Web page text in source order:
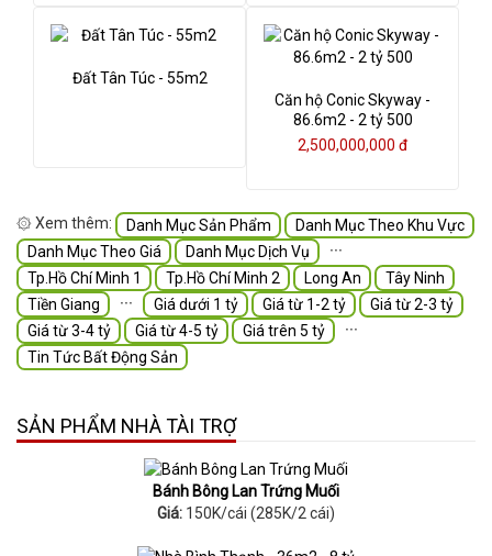
Đất Tân Túc - 55m2
Căn hộ Conic Skyway -
86.6m2 - 2 tỷ 500
2,500,000,000 đ
۞ Xem thêm: Danh Mục Sản Phẩm
Danh Mục Theo Khu Vực
Danh Mục Theo Giá
Danh Mục Dịch Vụ
∙∙∙
Tp.Hồ Chí Minh 1
Tp.Hồ Chí Minh 2 Long An
Tây Ninh
Tiền Giang
∙∙∙ Giá dưới 1 tỷ Giá từ 1-2 tỷ
Giá từ 2-3 tỷ
Giá từ 3-4 tỷ
Giá từ 4-5 tỷ Giá trên 5 tỷ
∙∙∙
Tin Tức Bất Động Sản
SẢN PHẨM NHÀ TÀI TRỢ
Bánh Bông Lan Trứng Muối
Giá: 150K/cái (285K/2 cái)